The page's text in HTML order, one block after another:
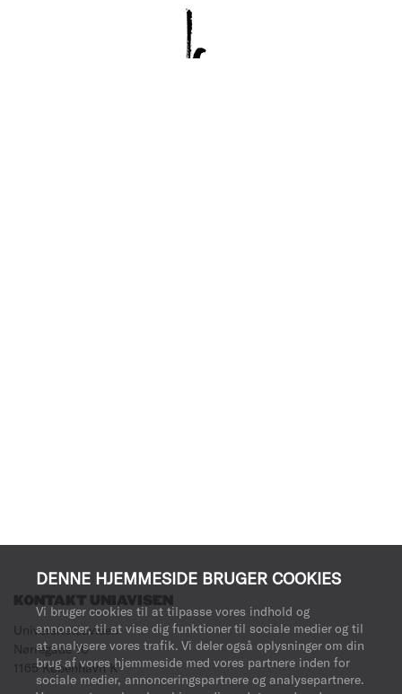
DENNE HJEMMESIDE BRUGER COOKIES
Vi bruger cookies til at tilpasse vores indhold og
annoncer, til at vise dig funktioner til sociale medier og til
at analysere vores trafik. Vi deler også oplysninger om din
brug af vores hjemmeside med vores partnere inden for
sociale medier, annonceringspartnere og analysepartnere.
KONTAKT UNIAVISEN
Universitetsavisen
Nørregade 10
1165 København K